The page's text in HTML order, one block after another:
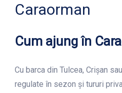
Caraorman
Cum ajung în
Cu barca din Tulcea, Crișan
regulate în sezon și tururi